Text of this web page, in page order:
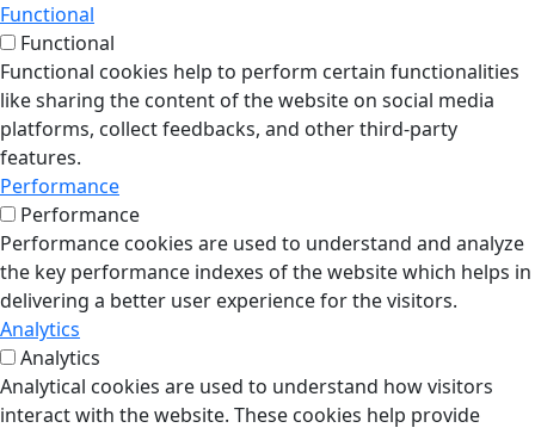
Functional
Functional
Functional cookies help to perform certain functionalities
like sharing the content of the website on social media
platforms, collect feedbacks, and other third-party
features.
Performance
Performance
Performance cookies are used to understand and analyze
the key performance indexes of the website which helps in
delivering a better user experience for the visitors.
Analytics
Analytics
Analytical cookies are used to understand how visitors
interact with the website. These cookies help provide